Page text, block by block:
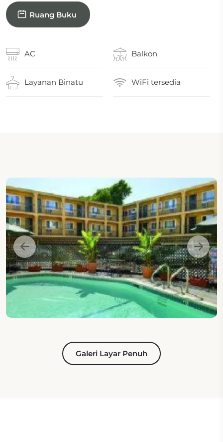
Ruang Buku
AC Balkon
Layanan Binatu WiFi tersedia
Galeri Layar Penuh